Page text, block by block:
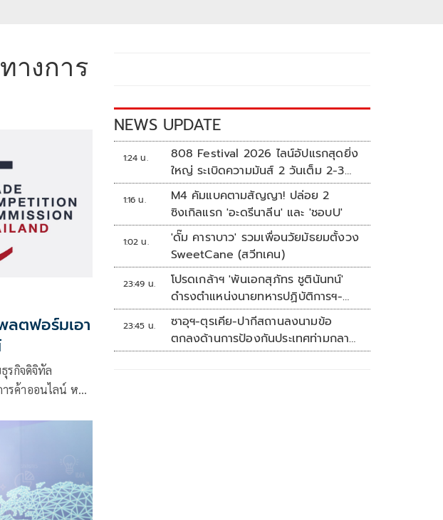
างการ
ลตฟอร์มเอา
รกิจดิจิทัล
รค้าออนไลน์ หลัง
NEWS UPDATE
1:24 น.
808 Festival 2026 ไลน์อัปแรกสุดยิ่ง
ใหญ่ ระเบิดความมันส์ 2 วันเต็ม 2-3
ต.ค.นี้
1:16 น.
M4 คัมแบคตามสัญญา! ปล่อย 2
ซิงเกิลแรก 'อะดรีนาลีน' และ 'ชอบU'
1:02 น.
'ดั๊ม คาราบาว' รวมเพื่อนวัยมัธยมตั้งวง
SweetCane (สวีทเคน)
23:49 น.
โปรดเกล้าฯ 'พันเอกสุภัทร ชูตินันทน์'
ดำรงตำแหน่งนายทหารปฏิบัติการฯ-
พระราชทานยศ 'พลตรี'
23:45 น.
ซาอุฯ-ตุรเคีย-ปากีสถานลงนามข้อ
ตกลงด้านการป้องกันประเทศท่ามกลาง
สงครามในภูมิภาค